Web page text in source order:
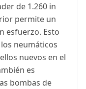
de 1.260 in
permite un
esfuerzo. Esto
neumáticos
nuevos en el
es
bombas de